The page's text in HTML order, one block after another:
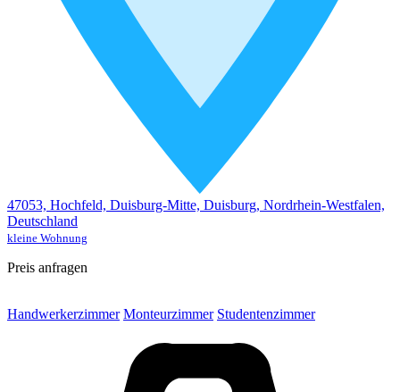
47053, Hochfeld, Duisburg-Mitte, Duisburg, Nordrhein-Westfalen,
Deutschland
kleine Wohnung
Preis anfragen
Handwerkerzimmer Monteurzimmer Studentenzimmer